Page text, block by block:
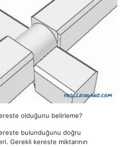
olduğunu belirleme?
bulunduğunu doğru
Gerekli kereste miktarının